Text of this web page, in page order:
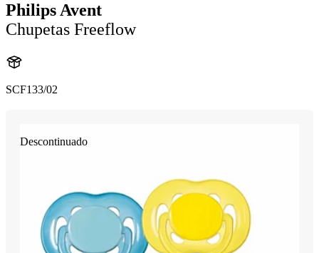
Philips Avent
Chupetas Freeflow
SCF133/02
Descontinuado